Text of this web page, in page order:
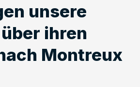
unsere
ihren
Montreux